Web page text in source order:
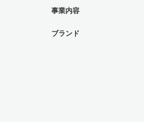
事業内容
ブランド